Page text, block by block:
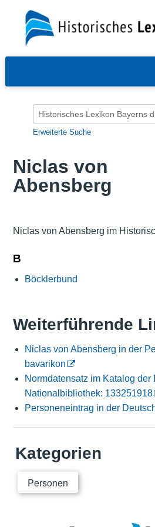
Erweiterte Suche
Niclas von
Abensberg
Niclas von Abensberg im
B
Böcklerbund
Weiterführende
Niclas von Abensberg in der
bavarikon
Normdatensatz im Katalog der
Nationalbibliothek: 133251918
Personeneintrag in der
Kategorien
Personen